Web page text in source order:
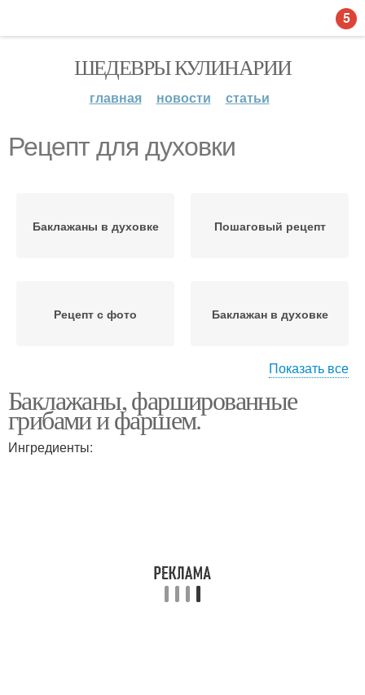
ШЕДЕВРЫ КУЛИНАРИИ
главная новости статьи
Рецепт для духовки
Баклажаны в духовке Пошаговый рецепт
Рецепт с фото Баклажан в духовке
Грибы в духовке
Показать все
Баклажаны, фаршированные
грибами и фаршем.
Ингредиенты:
5